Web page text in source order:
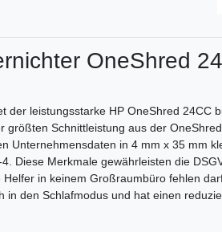
OneShred
der leistungsstarke HP OneShred 24CC
größten Schnittleistung aus der
Unternehmensdaten in 4 mm x 35 mm
Diese Merkmale gewährleisten die
in keinem Großraumbüro fehlen
in den Schlafmodus und hat einen